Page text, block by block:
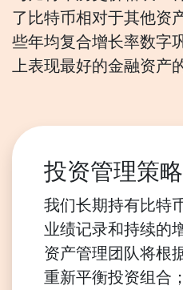
了比特币相对于其他资
些年均复合增长率数字
上表现最好的金融资产
投资管理策略
我们长期持有比特
业绩记录和持续的
资产管理团队将根
重新平衡投资组合